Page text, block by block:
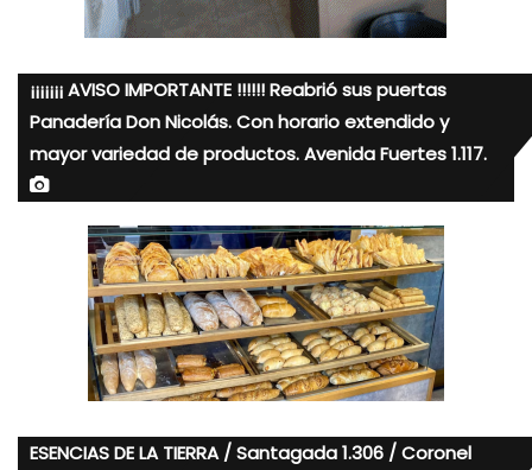
¡¡¡¡¡¡¡ AVISO IMPORTANTE !!!!!! Reabrió sus puertas
Panadería Don Nicolás. Con horario extendido y
mayor variedad de productos. Avenida Fuertes 1.117.
ESENCIAS DE LA TIERRA / Santagada 1.306 / Coronel